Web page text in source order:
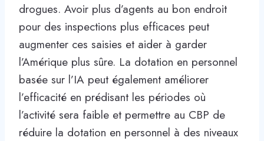
drogues. Avoir plus d’agents au bon endroit
pour des inspections plus efficaces peut
augmenter ces saisies et aider à garder
l’Amérique plus sûre. La dotation en personnel
basée sur l’IA peut également améliorer
l’efficacité en prédisant les périodes où
l’activité sera faible et permettre au CBP de
réduire la dotation en personnel à des niveaux